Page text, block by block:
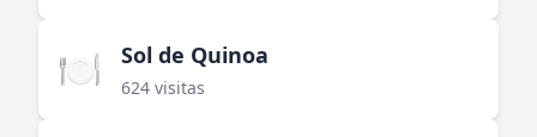
🍽️ Sol de Quinoa
624 visitas